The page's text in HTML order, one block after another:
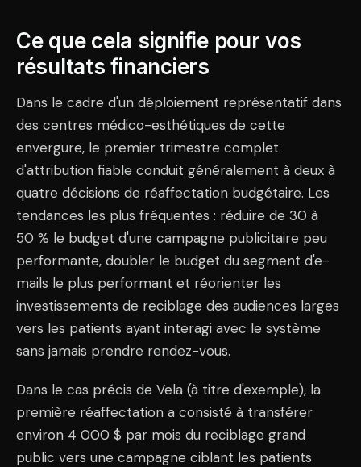
Ce que cela signifie pour vos
résultats financiers
Dans le cadre d'un déploiement représentatif dans
des centres médico-esthétiques de cette
envergure, le premier trimestre complet
d'attribution fiable conduit généralement à deux à
quatre décisions de réaffectation budgétaire. Les
tendances les plus fréquentes : réduire de 30 à
50 % le budget d'une campagne publicitaire peu
performante, doubler le budget du segment d'e-
mails le plus performant et réorienter les
investissements de reciblage des audiences larges
vers les patients ayant interagi avec le système
sans jamais prendre rendez-vous.
Dans le cas précis de Vela (à titre d'exemple), la
première réaffectation a consisté à transférer
environ 4 000 $ par mois du reciblage grand
public vers une campagne ciblant les patients